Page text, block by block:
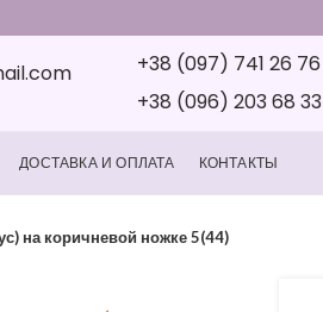
+38 (097) 741 26 76
+38 (096) 203 68 33
ДОСТАВКА И ОПЛАТА КОНТАКТЫ
на коричневой ножке 5(44)